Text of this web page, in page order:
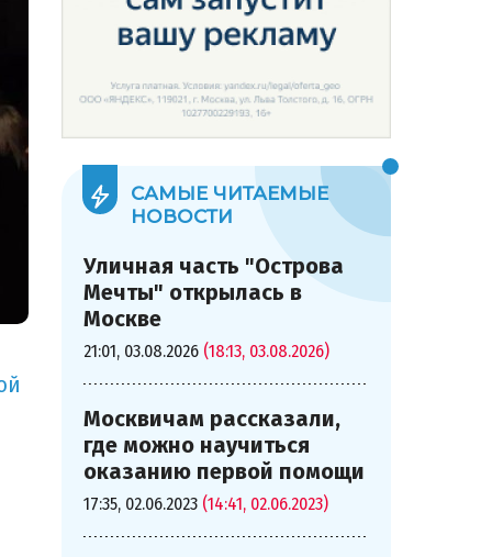
САМЫЕ ЧИТАЕМЫЕ
НОВОСТИ
Уличная часть "Острова
Мечты" открылась в
Москве
21:01, 03.08.2026 (18:13, 03.08.2026)
Москвичам рассказали,
где можно научиться
оказанию первой помощи
17:35, 02.06.2023 (14:41, 02.06.2023)